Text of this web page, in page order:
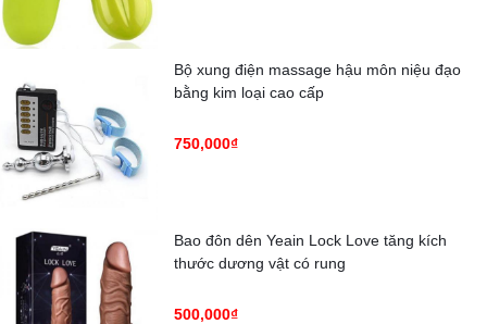
Bộ xung điện massage hậu môn niệu đạo
bằng kim loại cao cấp
750,000₫
Bao đôn dên Yeain Lock Love tăng kích
thước dương vật có rung
500,000₫